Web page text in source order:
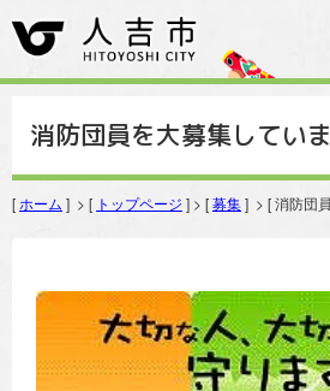
消防団員を大募集してい
[ ホーム ] > [ トップページ ] > [募集] > [ 消防団